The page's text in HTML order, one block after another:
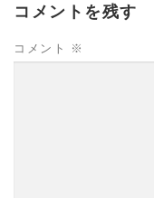
コメントを残す
コメント ※